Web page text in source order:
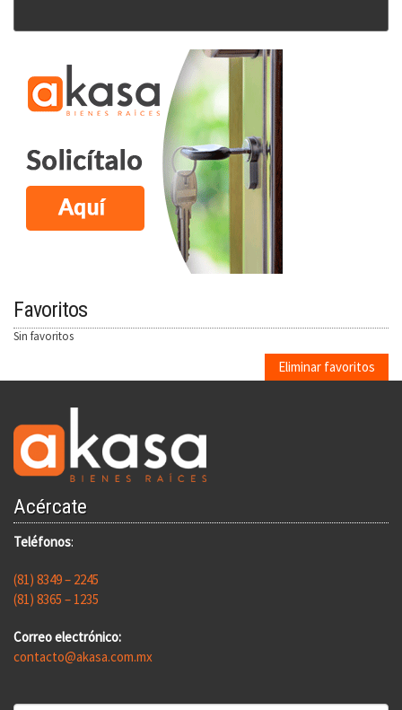
Favoritos
Sin favoritos
Eliminar favoritos
Acércate
Teléfonos:
(81) 8349 – 2245
(81) 8365 – 1235
Correo electrónico:
contacto@akasa.com.mx